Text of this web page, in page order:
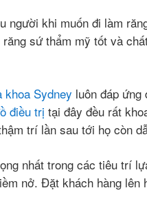
người khi muốn đi làm
sứ thẩm mỹ tốt và
khoa Sydney luôn đáp
điều trị tại đây đều rất
trí lần sau tới họ còn
nhất trong các tiêu trí
nở. Đặt khách hàng